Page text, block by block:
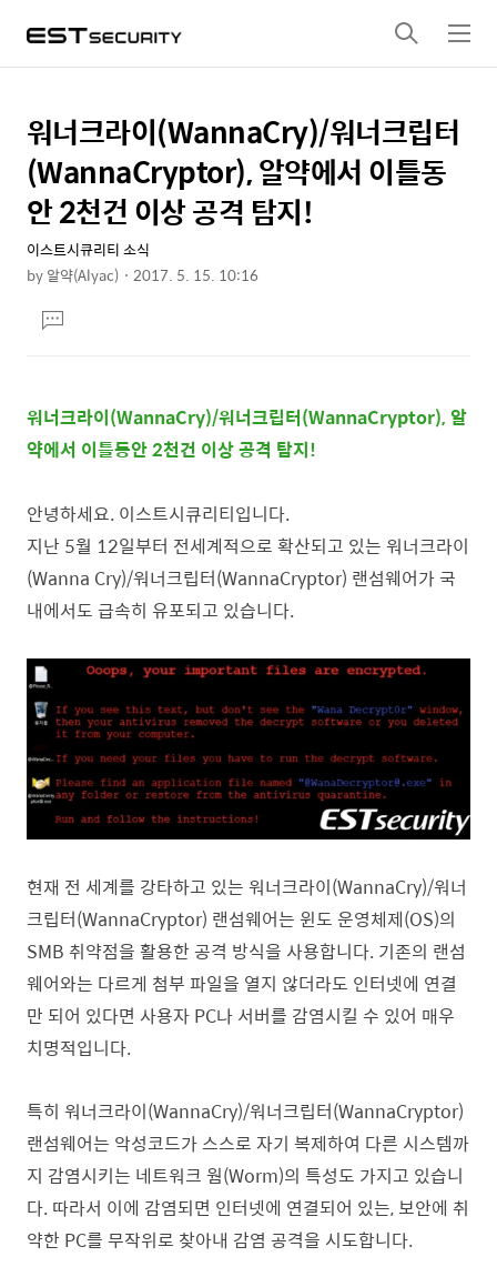
검
색
메
뉴
상
세
컨
텐
츠
본
문
제
목
워너크라이(WannaCry)/워너크립터
(WannaCryptor), 알약에서 이틀동
안 2천건 이상 공격 탐지!
이스트시큐리티 소식
by알약(Alyac) 2017. 5. 15. 10:16
문댓
글
워너크라이(WannaCry)/워너크립터(WannaCryptor), 알
약에서 이틀동안 2천건 이상 공격 탐지!
안녕하세요. 이스트시큐리티입니다.
지난 5월 12일부터 전세계적으로 확산되고 있는 워너크라이
(Wanna Cry)/워너크립터(WannaCryptor) 랜섬웨어가 국
내에서도 급속히 유포되고 있습니다.
현재 전 세계를 강타하고 있는 워너크라이(WannaCry)/워너
크립터(WannaCryptor) 랜섬웨어는 윈도 운영체제(OS)의
SMB 취약점을 활용한 공격 방식을 사용합니다. 기존의 랜섬
웨어와는 다르게 첨부 파일을 열지 않더라도 인터넷에 연결
만 되어 있다면 사용자 PC나 서버를 감염시킬 수 있어 매우
치명적입니다.
특히 워너크라이(WannaCry)/워너크립터(WannaCryptor)
랜섬웨어는 악성코드가 스스로 자기 복제하여 다른 시스템까
지 감염시키는 네트워크 웜(Worm)의 특성도 가지고 있습니
다. 따라서 이에 감염되면 인터넷에 연결되어 있는, 보안에 취
약한 PC를 무작위로 찾아내 감염 공격을 시도합니다.